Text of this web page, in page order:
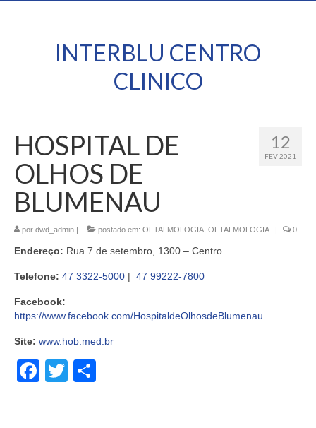
INTERBLU CENTRO
CLINICO
12
FEV 2021
HOSPITAL DE
OLHOS DE
BLUMENAU
por dwd_admin | postado em: OFTALMOLOGIA OFTALMOLOGIA | 0
Endereço: Rua 7 de setembro, 1300 – Centro
Telefone: 47 3322-5000 | 47 99222-7800
Facebook:
https://www.facebook.com/HospitaldeOlhosdeBlumenau
Site: www.hob.med.br
Facebook
Twitter